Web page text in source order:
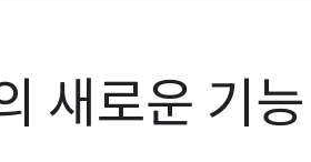
새로운 기